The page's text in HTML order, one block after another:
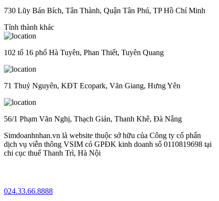
730 Lũy Bán Bích, Tân Thành, Quận Tân Phú, TP Hồ Chí Minh
Tỉnh thành khác
102 tổ 16 phố Hà Tuyên, Phan Thiết, Tuyên Quang
71 Thuỷ Nguyên, KĐT Ecopark, Văn Giang, Hưng Yên
56/1 Phạm Văn Nghị, Thạch Gián, Thanh Khê, Đà Nẵng
Simdoanhnhan.vn là website thuộc sở hữu của Công ty cổ phẩn
dịch vụ viễn thông VSIM có GPĐK kinh doanh số 0110819698 tại
chi cục thuế Thanh Trì, Hà Nội
024.33.66.8888